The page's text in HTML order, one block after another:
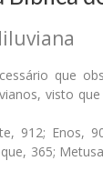
que
visto
912; Enos,
365;